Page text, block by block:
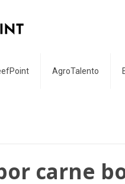
AgroTalento
carne